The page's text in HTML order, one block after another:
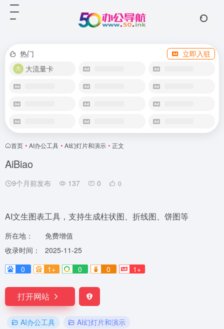
热门
立即入驻
大流量卡
首页 • AI办公工具 • AI幻灯片和演示 • 正文
AiBiao
9个月前发布 137 0 0
AI文生图表工具，支持生成柱状图、折线图、饼图等
所在地：
免费增值
收录时间：
2025-11-25
0
1+ 0 0 1+
打开网站
AI办公工具 AI幻灯片和演示